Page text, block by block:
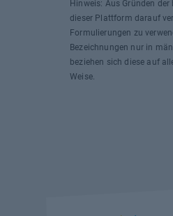
Hinweis: Aus Gründen
dieser Plattform darauf
Formulierungen zu
Bezeichnungen nur in
beziehen sich diese auf
Weise.